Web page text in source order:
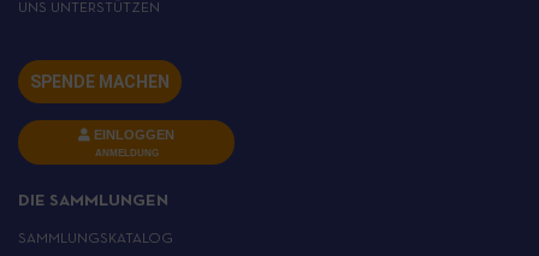
UNS UNTERSTÜTZEN
SPENDE MACHEN
EINLOGGEN
ANMELDUNG
DIE SAMMLUNGEN
SAMMLUNGSKATALOG